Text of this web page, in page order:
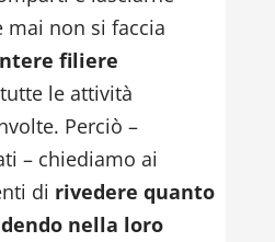
non si faccia
filiere
le attività
Perciò –
– chiediamo ai
di rivedere quanto
nella loro